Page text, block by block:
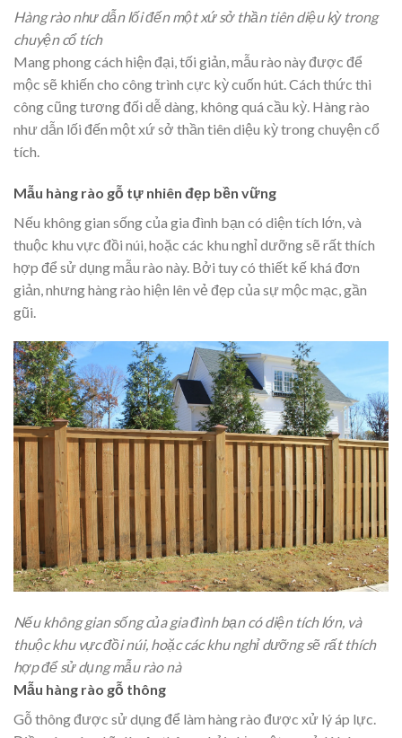
Hàng rào như dẫn lối đến một xứ sở thần tiên diệu kỳ trong
chuyện cổ tích
Mang phong cách hiện đại, tối giản, mẫu rào này được để
mộc sẽ khiến cho công trình cực kỳ cuốn hút. Cách thức thi
công cũng tương đối dễ dàng, không quá cầu kỳ. Hàng rào
như dẫn lối đến một xứ sở thần tiên diệu kỳ trong chuyện cổ
tích.
Mẫu hàng rào gỗ tự nhiên đẹp bền vững
Nếu không gian sống của gia đình bạn có diện tích lớn, và
thuộc khu vực đồi núi, hoặc các khu nghỉ dưỡng sẽ rất thích
hợp để sử dụng mẫu rào này. Bởi tuy có thiết kế khá đơn
giản, nhưng hàng rào hiện lên vẻ đẹp của sự mộc mạc, gần
gũi.
Nếu không gian sống của gia đình bạn có diện tích lớn, và
thuộc khu vực đồi núi, hoặc các khu nghỉ dưỡng sẽ rất thích
hợp để sử dụng mẫu rào nà
Mẫu hàng rào gỗ thông
Gỗ thông được sử dụng để làm hàng rào được xử lý áp lực.